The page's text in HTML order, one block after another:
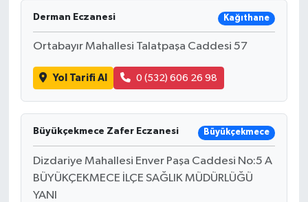
Derman Eczanesi Kağıthane
Ortabayır Mahallesi Talatpaşa Caddesi 57
Yol Tarifi Al 0 (532) 606 26 98
Büyükçekmece Zafer Eczanesi Büyükçekmece
Dizdariye Mahallesi Enver Paşa Caddesi No:5 A
BÜYÜKÇEKMECE İLÇE SAĞLIK MÜDÜRLÜĞÜ
YANI